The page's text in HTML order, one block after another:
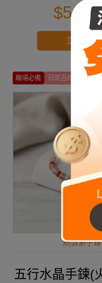
$547
立即搶購
職場必備 日常百搭
熱情系手鍊
五行水晶手鍊(